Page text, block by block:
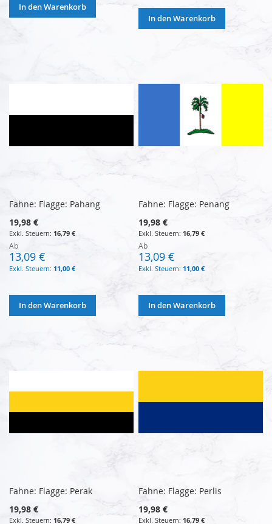
In den Warenkorb
In den Warenkorb
Fahne: Flagge: Pahang
19,98 €
16,79 €
Ab
13,09 €
11,00 €
In den Warenkorb
Fahne: Flagge: Penang
19,98 €
16,79 €
Ab
13,09 €
11,00 €
In den Warenkorb
Fahne: Flagge: Perak
19,98 €
16,79 €
Fahne: Flagge: Perlis
19,98 €
16,79 €